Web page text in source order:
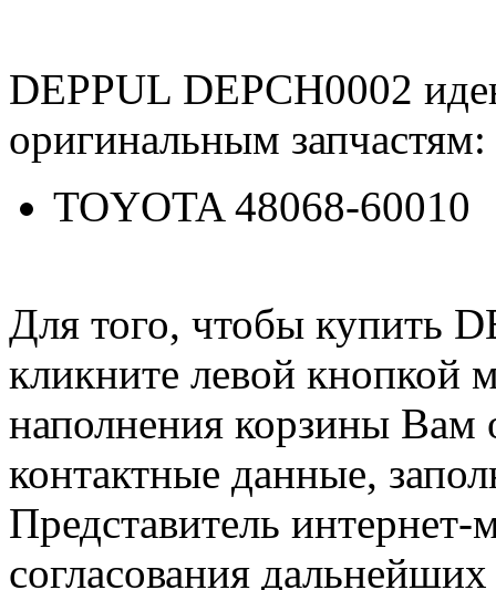
DEPPUL DEPCH0002
оригинальным запчастям:
TOYOTA 48068-60010
Для того, чтобы купить
кликните левой
наполнения корзины Вам
контактные данные,
Представитель
согласования